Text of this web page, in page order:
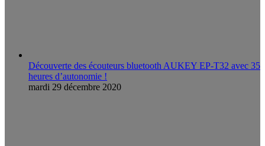
Découverte des écouteurs bluetooth AUKEY EP-T32 avec 35
heures d’autonomie !
mardi 29 décembre 2020